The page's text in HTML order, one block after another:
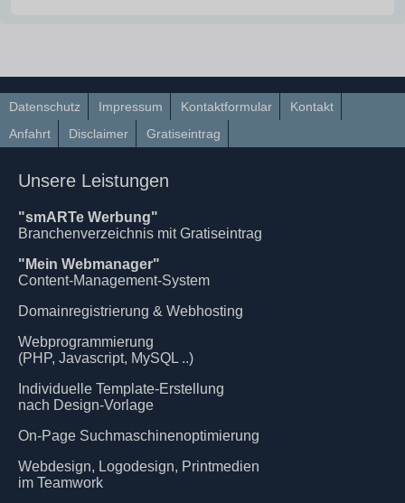
Datenschutz Impressum Kontaktformular
Kontakt
Anfahrt
Disclaimer Gratiseintrag
Unsere Leistungen
"smARTe Werbung"
Branchenverzeichnis mit Gratiseintrag
"Mein Webmanager"
Content-Management-System
Domainregistrierung & Webhosting
Webprogrammierung
(PHP, Javascript, MySQL ..)
Individuelle Template-Erstellung
nach Design-Vorlage
On-Page Suchmaschinenoptimierung
Webdesign, Logodesign, Printmedien
im Teamwork